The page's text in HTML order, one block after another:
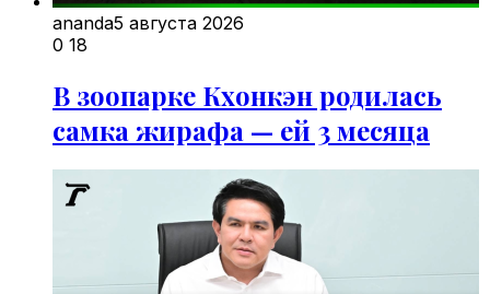
ananda5 августа 2026
0 18
В зоопарке Кхонкэн родилась
самка жирафа — ей 3 месяца